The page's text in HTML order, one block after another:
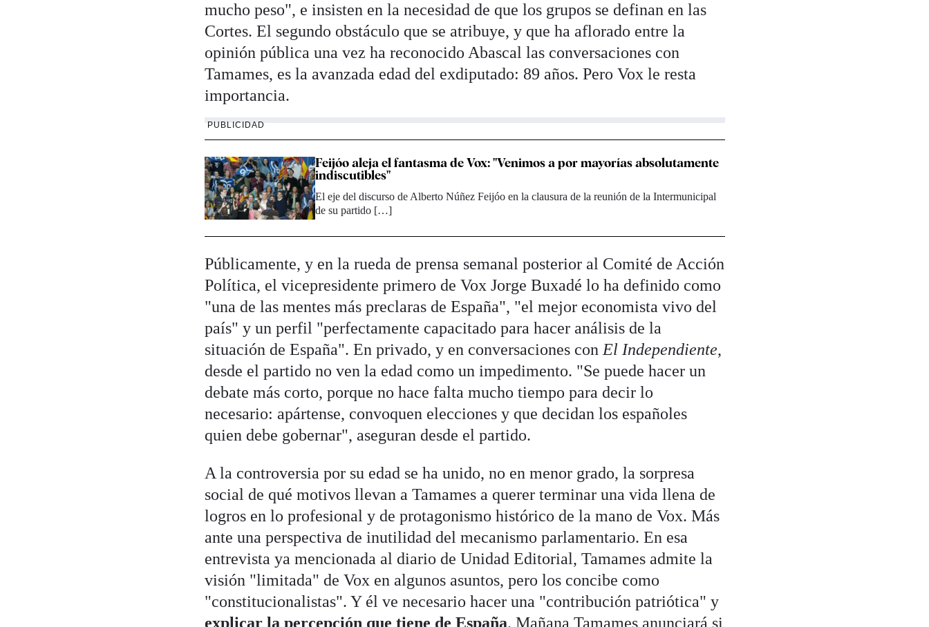
mucho peso", e insisten en la necesidad de que los grupos se definan en las
Cortes. El segundo obstáculo que se atribuye, y que ha aflorado entre la
opinión pública una vez ha reconocido Abascal las conversaciones con
Tamames, es la avanzada edad del exdiputado: 89 años. Pero Vox le resta
importancia.
PUBLICIDAD
Feijóo aleja el fantasma de Vox: "Venimos a por mayorías absolutamente
indiscutibles"
El eje del discurso de Alberto Núñez Feijóo en la clausura de la reunión de la Intermunicipal
de su partido […]
Públicamente, y en la rueda de prensa semanal posterior al Comité de Acción
Política, el vicepresidente primero de Vox Jorge Buxadé lo ha definido como
"una de las mentes más preclaras de España", "el mejor economista vivo del
país" y un perfil "perfectamente capacitado para hacer análisis de la
situación de España". En privado, y en conversaciones con El Independiente,
desde el partido no ven la edad como un impedimento. "Se puede hacer un
debate más corto, porque no hace falta mucho tiempo para decir lo
necesario: apártense, convoquen elecciones y que decidan los españoles
quien debe gobernar", aseguran desde el partido.
A la controversia por su edad se ha unido, no en menor grado, la sorpresa
social de qué motivos llevan a Tamames a querer terminar una vida llena de
logros en lo profesional y de protagonismo histórico de la mano de Vox. Más
ante una perspectiva de inutilidad del mecanismo parlamentario. En esa
entrevista ya mencionada al diario de Unidad Editorial, Tamames admite la
visión "limitada" de Vox en algunos asuntos, pero los concibe como
"constitucionalistas". Y él ve necesario hacer una "contribución patriótica" y
explicar la percepción que tiene de España. Mañana Tamames anunciará si